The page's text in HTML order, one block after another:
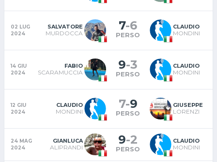
02 LUG
2024
SALVATORE
MURDOCCA
7-6
PERSO
CLAUDIO
MONDINI
14 GIU
2024
FABIO
SCARAMUCCIA
9-3
PERSO
CLAUDIO
MONDINI
12 GIU
2024
CLAUDIO
MONDINI
7-9
PERSO
GIUSEPPE
LORENZI
24 MAG
2024
GIANLUCA
ALIPRANDI
9-2
PERSO
CLAUDIO
MONDINI